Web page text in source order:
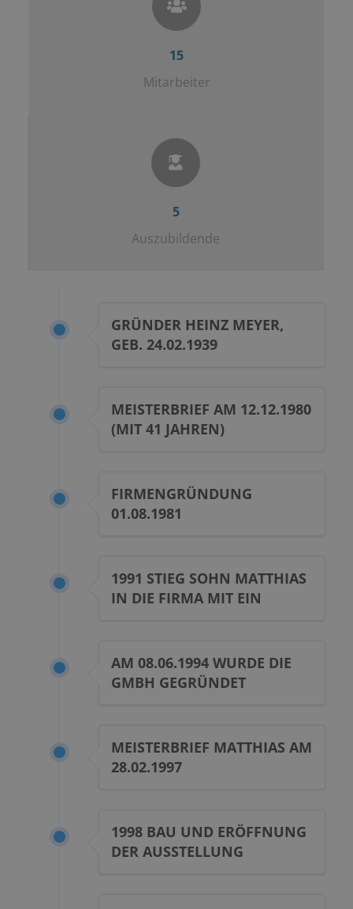
15
Mitarbeiter
5
Auszubildende
GRÜNDER HEINZ MEYER,
GEB. 24.02.1939
MEISTERBRIEF AM 12.12.1980
(MIT 41 JAHREN)
FIRMENGRÜNDUNG
01.08.1981
1991 STIEG SOHN MATTHIAS
IN DIE FIRMA MIT EIN
AM 08.06.1994 WURDE DIE
GMBH GEGRÜNDET
MEISTERBRIEF MATTHIAS AM
28.02.1997
1998 BAU UND ERÖFFNUNG
DER AUSSTELLUNG